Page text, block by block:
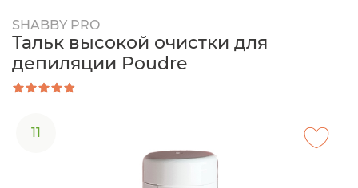
SHABBY PRO
Тальк высокой очистки для
депиляции Poudre
11